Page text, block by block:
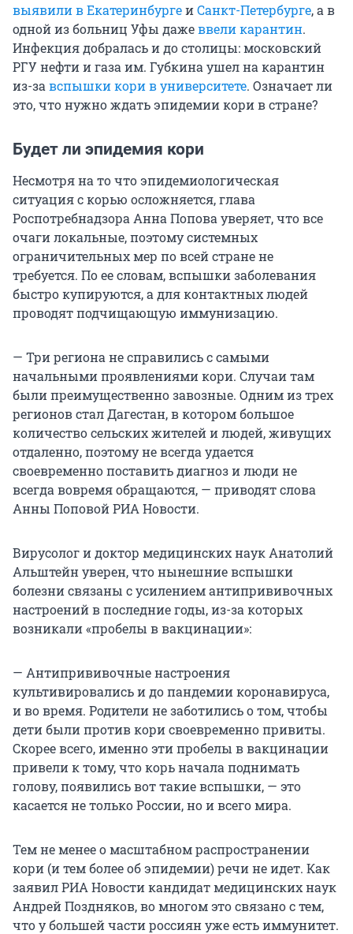
выявили в ЕкатеринбургеиСанкт-Петербурге, а в
одной из больниц Уфы дажеввели карантин.
Инфекция добралась и до столицы: московский
РГУ нефти и газа им. Губкина ушел на карантин
из-за вспышки кори в университете. Означает ли
это, что нужно ждать эпидемии кори в стране?
Будет ли эпидемия кори
Несмотря на то что эпидемиологическая
ситуация с корью осложняется, глава
Роспотребнадзора Анна Попова уверяет, что все
очаги локальные, поэтому системных
ограничительных мер по всей стране не
требуется. По ее словам, вспышки заболевания
быстро купируются, а для контактных людей
проводят подчищающую иммунизацию.
— Три региона не справились с самыми
начальными проявлениями кори. Случаи там
были преимущественно завозные. Одним из трех
регионов стал Дагестан, в котором большое
количество сельских жителей и людей, живущих
отдаленно, поэтому не всегда удается
своевременно поставить диагноз и люди не
всегда вовремя обращаются, — приводят слова
Анны Поповой РИА Новости.
Вирусолог и доктор медицинских наук Анатолий
Альштейн уверен, что нынешние вспышки
болезни связаны с усилением антипрививочных
настроений в последние годы, из-за которых
возникали «пробелы в вакцинации»:
— Антипрививочные настроения
культивировались и до пандемии коронавируса,
и во время. Родители не заботились о том, чтобы
дети были против кори своевременно привиты.
Скорее всего, именно эти пробелы в вакцинации
привели к тому, что корь начала поднимать
голову, появились вот такие вспышки, — это
касается не только России, но и всего мира.
Тем не менее о масштабном распространении
кори (и тем более об эпидемии) речи не идет. Как
заявил РИА Новости кандидат медицинских наук
Андрей Поздняков, во многом это связано с тем,
что у большей части россиян уже есть иммунитет.